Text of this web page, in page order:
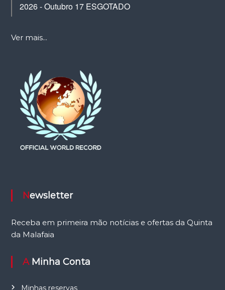
2026 - Outubro 17 ESGOTADO
Ver mais...
Newsletter
Receba em primeira mão notícias e ofertas da Quinta
da Malafaia
A Minha Conta